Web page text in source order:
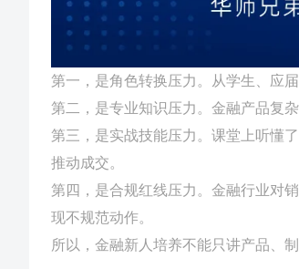
第一，是角色转换压力。从学生、应
第二，是专业知识压力。金融产品复
第三，是实战技能压力。课堂上听懂
推动成交。
第四，是合规红线压力。金融行业对
现不规范动作。
所以，金融新人培养不能只讲产品、